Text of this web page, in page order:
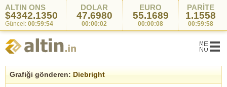
ALTIN ONS
$4342.1350
Güncel: 00:59:54
DOLAR
47.6980
00:00:02
EURO
55.1689
00:00:08
PARİTE
1.1558
00:59:58
Grafiği gönderen: Diebright